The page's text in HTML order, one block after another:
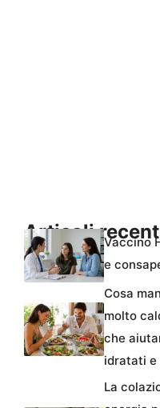
Articoli
Vaccino
e
Cosa
molto
che
idratati e
La